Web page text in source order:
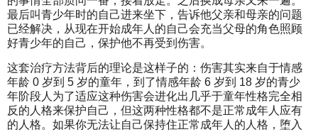
最后叫青少年时的自己进来坐下，告诉他父亲和母亲的问题
已经解决，从现在开始成年人的自己会充当父母的角色照顾
好青少年的自己，保护他不再受到伤害。
这套治疗方法背后的理论是这样子的：伤害其实来自于情感
年龄 0 岁到 5 岁的童年，到了情感年龄 6 岁到 18 岁的青少
年阶段人为了适应这种伤害会进化出几乎于童年性格完全相
反的人格来保护自己，但这两种性格都不是正常成年人应有
的人格。如果你无法让自己保持住正常成年人的人格，堕入